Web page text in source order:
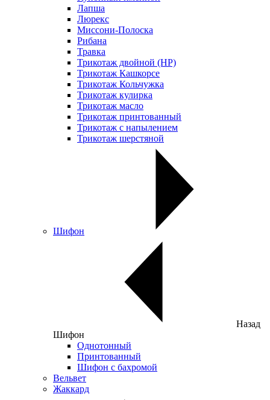
Лапша
Люрекс
Миссони-Полоска
Рибана
Травка
Трикотаж двойной (НР)
Трикотаж Кашкорсе
Трикотаж Кольчужка
Трикотаж кулирка
Трикотаж масло
Трикотаж принтованный
Трикотаж с напылением
Трикотаж шерстяной
Шифон
Назад
Шифон
Однотонный
Принтованный
Шифон с бахромой
Вельвет
Жаккард